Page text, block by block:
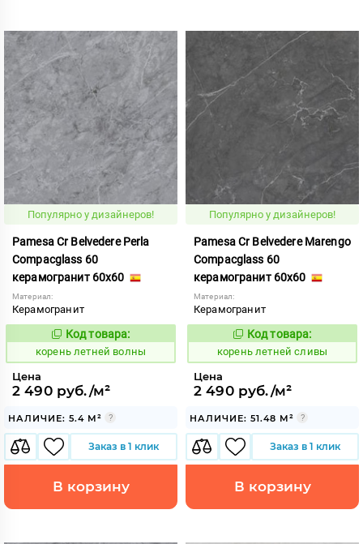
Популярно у дизайнеров!
Pamesa Cr Belvedere Perla
Compacglass 60
керамогранит 60x60
Материал:
Керамогранит
787137
Код товара:
корень летней волны
Цена
2 490 руб./м²
НАЛИЧИЕ: 5.4 М²
Заказ в 1 клик
В корзину
Популярно у дизайнеров!
Pamesa Cr Belvedere Marengo
Compacglass 60
керамогранит 60x60
Материал:
Керамогранит
787136
Код товара:
корень летней сливы
Цена
2 490 руб./м²
НАЛИЧИЕ: 51.48 М²
Заказ в 1 клик
В корзину